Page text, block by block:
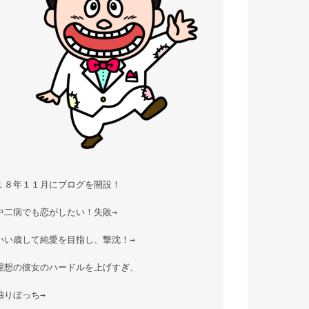
８年１１月にブログを開設！
二病でも恋がしたい！失敗→
い歳して純愛を目指し、撃沈！→
想の彼女のハードルを上げすぎ、
りぼっち→